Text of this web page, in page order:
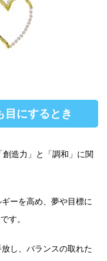
にするとき
創造力」と「調和」に関
ーを高め、夢や目標に
す。
し、バランスの取れた